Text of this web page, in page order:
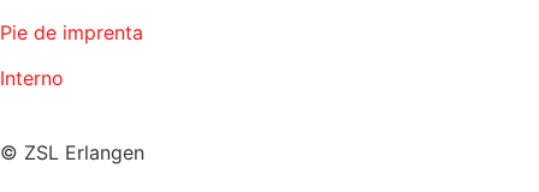
Pie de imprenta
Interno
© ZSL Erlangen